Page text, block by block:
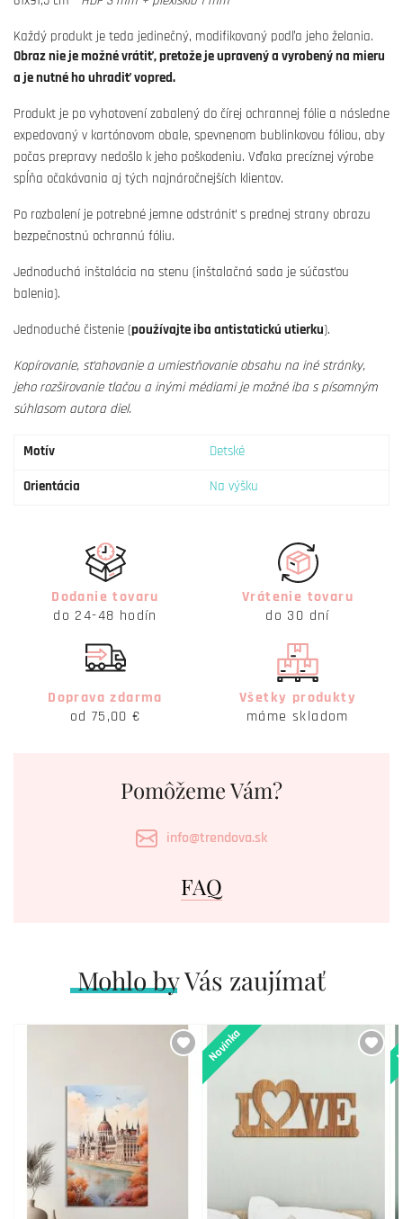
Každý produkt je teda jedinečný, modifikovaný podľa jeho želania.
Obraz nie je možné vrátiť, pretože je upravený a vyrobený na mieru
a je nutné ho uhradiť vopred.
Produkt je po vyhotovení zabalený do čírej ochrannej fólie a následne
expedovaný v kartónovom obale, spevnenom bublinkovou fóliou, aby
počas prepravy nedošlo k jeho poškodeniu. Vďaka precíznej výrobe
spĺňa očakávania aj tých najnáročnejších klientov.
Po rozbalení je potrebné jemne odstrániť s prednej strany obrazu
bezpečnostnú ochrannú fóliu.
Jednoduchá inštalácia na stenu (inštalačná sada je súčasťou
balenia).
Jednoduché čistenie (používajte iba antistatickú utierku).
Kopírovanie, sťahovanie a umiestňovanie obsahu na iné stránky,
jeho rozširovanie tlačou a inými médiami je možné iba s písomným
súhlasom autora diel.
Motív Detské
Orientácia Na výšku
Dodanie tovaru
do 24-48 hodín
Vrátenie tovaru
do 30 dní
Doprava zdarma
od 75,00 €
Všetky produkty
máme skladom
Pomôžeme Vám?
info@trendova.sk
FAQ
Mohlo by Vás zaujímať
Novinka